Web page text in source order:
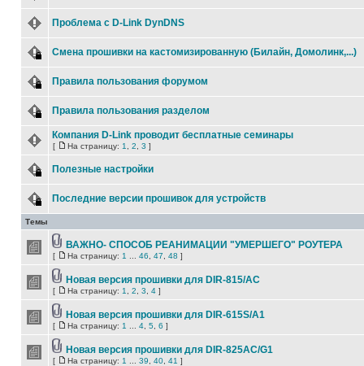
Проблема с D-Link DynDNS
Смена прошивки на кастомизированную (Билайн, Домолинк,...)
Правила пользования форумом
Правила пользования разделом
Компания D-Link проводит бесплатные семинары
[ На страницу: 1 2 3 ]
Полезные настройки
Последние версии прошивок для устройств
Темы
ВАЖНО- СПОСОБ РЕАНИМАЦИИ "УМЕРШЕГО" РОУТЕРА
[ На страницу: 1 46 47 48 ]
Новая версия прошивки для DIR-815/AC
[ На страницу: 1 2 3 4 ]
Новая версия прошивки для DIR-615S/A1
[ На страницу: 1 4 5 6 ]
Новая версия прошивки для DIR-825AC/G1
[ На страницу: 1 39 40 41 ]